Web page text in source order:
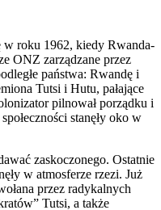
w roku 1962, kiedy Rwanda-
ONZ zarządzane przez
państwa: Rwandę i
Tutsi i Hutu, pałające
pilnował porządku i
stanęły oko w
zaskoczonego. Ostatnie
w atmosferze rzezi. Już
przez radykalnych
Tutsi, a także